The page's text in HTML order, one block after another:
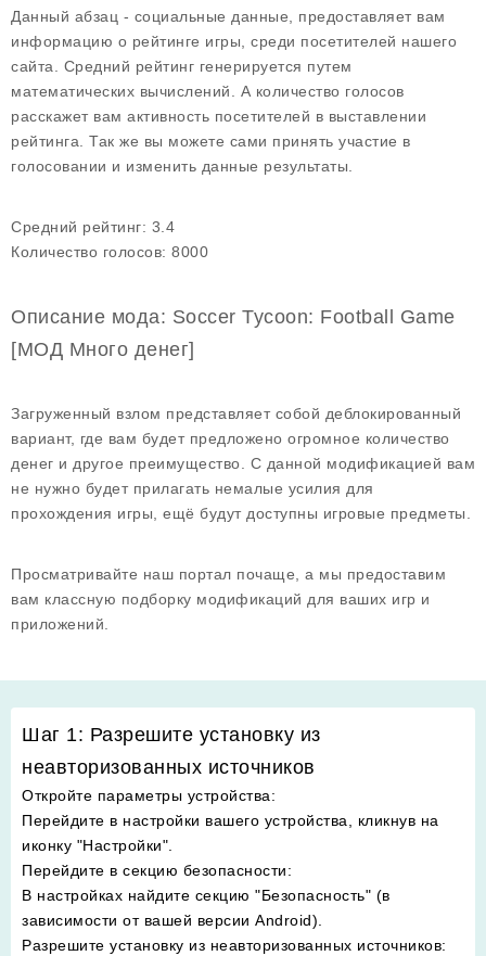
Данный абзац - социальные данные, предоставляет вам
информацию о рейтинге игры, среди посетителей нашего
сайта. Средний рейтинг генерируется путем
математических вычислений. А количество голосов
расскажет вам активность посетителей в выставлении
рейтинга. Так же вы можете сами принять участие в
голосовании и изменить данные результаты.
Средний рейтинг: 3.4
Количество голосов: 8000
Описание мода: Soccer Tycoon: Football Game
[МОД Много денег]
Загруженный взлом представляет собой деблокированный
вариант, где вам будет предложено огромное количество
денег и другое преимущество. С данной модификацией вам
не нужно будет прилагать немалые усилия для
прохождения игры, ещё будут доступны игровые предметы.
Просматривайте наш портал почаще, а мы предоставим
вам классную подборку модификаций для ваших игр и
приложений.
Шаг 1: Разрешите установку из
неавторизованных источников
Откройте параметры устройства:
Перейдите в настройки вашего устройства, кликнув на
иконку "Настройки".
Перейдите в секцию безопасности:
В настройках найдите секцию "Безопасность" (в
зависимости от вашей версии Android).
Разрешите установку из неавторизованных источников: